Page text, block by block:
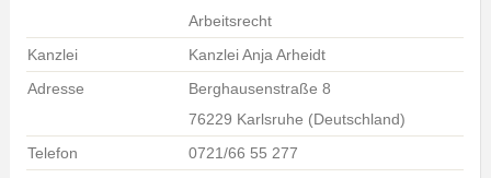
Arbeitsrecht
Kanzlei
Kanzlei Anja Arheidt
Adresse
Berghausenstraße 8
76229 Karlsruhe (Deutschland)
Telefon
0721/66 55 277